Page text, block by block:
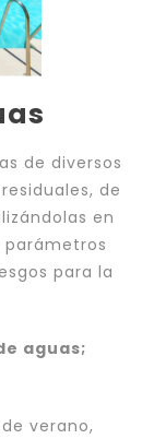
de diversos
de
en
para la
aguas;
verano,